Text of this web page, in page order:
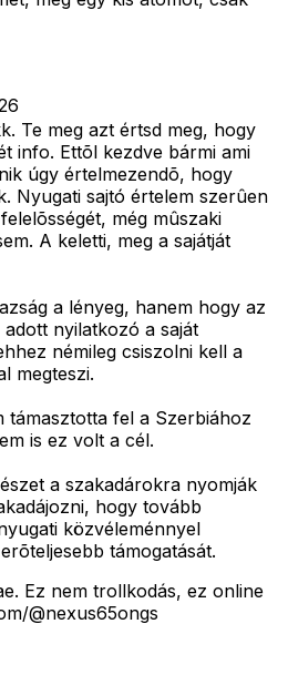
Te meg azt értsd meg, hogy
info. Ettõl kezdve bármi ami
úgy értelmezendõ, hogy
Nyugati sajtó értelem szerûen
még mûszaki
A keletti, meg a sajátját
a lényeg, hanem hogy az
nyilatkozó a saját
némileg csiszolni kell a
megteszi.
támasztotta fel a Szerbiához
is ez volt a cél.
a szakadárokra nyomják
hogy tovább
közvéleménnyel
támogatását.
Ez nem trollkodás, ez online
@nexus65ongs